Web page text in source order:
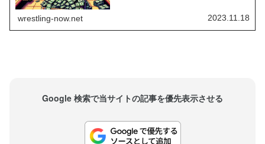
レス界最大手の団体WWEは、彼の獲得に何年も興
味を持ってきましたが、彼は新日本での活動に専
wrestling-now.net 2023.11.18
Google 検索で当サイトの記事を優先表示させる